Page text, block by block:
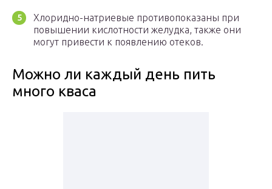
Хлоридно-натриевые противопоказаны при
повышении кислотности желудка, также они
могут привести к появлению отеков.
Можно ли каждый день пить
много кваса